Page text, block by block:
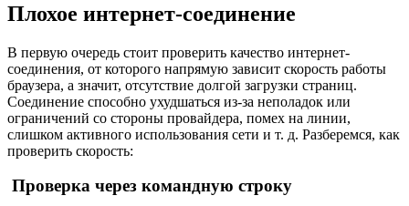
Плохое интернет-соединение
В первую очередь стоит проверить качество интернет-
соединения, от которого напрямую зависит скорость работы
браузера, а значит, отсутствие долгой загрузки страниц.
Соединение способно ухудшаться из-за неполадок или
ограничений со стороны провайдера, помех на линии,
слишком активного использования сети и т. д. Разберемся, как
проверить скорость:
Проверка через командную строку